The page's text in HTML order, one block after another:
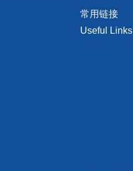
常用链接
Useful Links